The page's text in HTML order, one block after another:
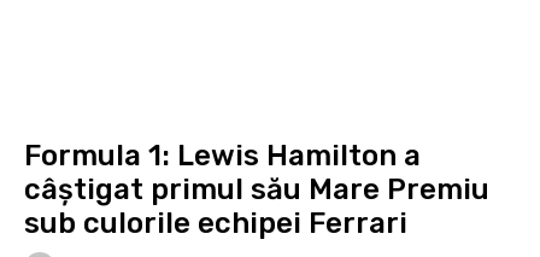
Formula 1: Lewis Hamilton a
câștigat primul său Mare Premiu
sub culorile echipei Ferrari